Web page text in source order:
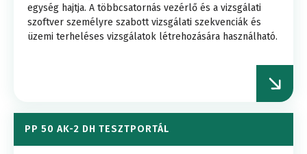
egység hajtja. A többcsatornás vezérlő és a vizsgálati
szoftver személyre szabott vizsgálati szekvenciák és
üzemi terheléses vizsgálatok létrehozására használható.
PP 50 AK-2 DH TESZTPORTÁL